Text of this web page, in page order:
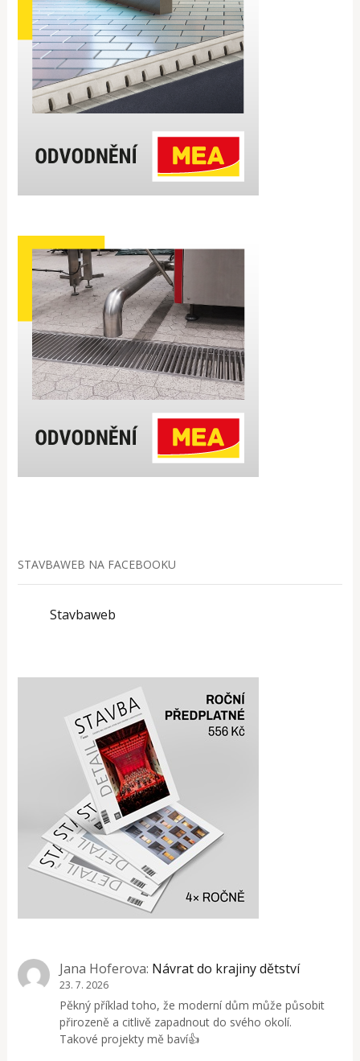
STAVBAWEB NA FACEBOOKU
Stavbaweb
Jana Hoferova: Návrat do krajiny dětství
23. 7. 2026
Pěkný příklad toho, že moderní dům může působit
přirozeně a citlivě zapadnout do svého okolí.
Takové projekty mě baví👍